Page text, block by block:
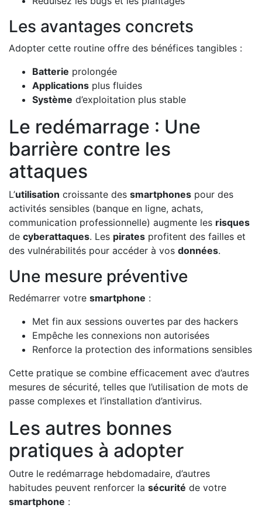
Les avantages concrets
Adopter cette routine offre des bénéfices tangibles :
Batterie prolongée
Applications plus fluides
Système d’exploitation plus stable
Le redémarrage : Une
barrière contre les
attaques
L’utilisation croissante des smartphones pour des
activités sensibles (banque en ligne, achats,
communication professionnelle) augmente les risques
de cyberattaques. Les pirates profitent des failles et
des vulnérabilités pour accéder à vos données.
Une mesure préventive
Redémarrer votre smartphone :
Met fin aux sessions ouvertes par des hackers
Empêche les connexions non autorisées
Renforce la protection des informations sensibles
Cette pratique se combine efficacement avec d’autres
mesures de sécurité, telles que l’utilisation de mots de
passe complexes et l’installation d’antivirus.
Les autres bonnes
pratiques à adopter
Outre le redémarrage hebdomadaire, d’autres
habitudes peuvent renforcer la sécurité de votre
smartphone :